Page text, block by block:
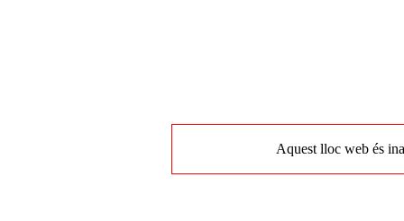
Aquest lloc web és